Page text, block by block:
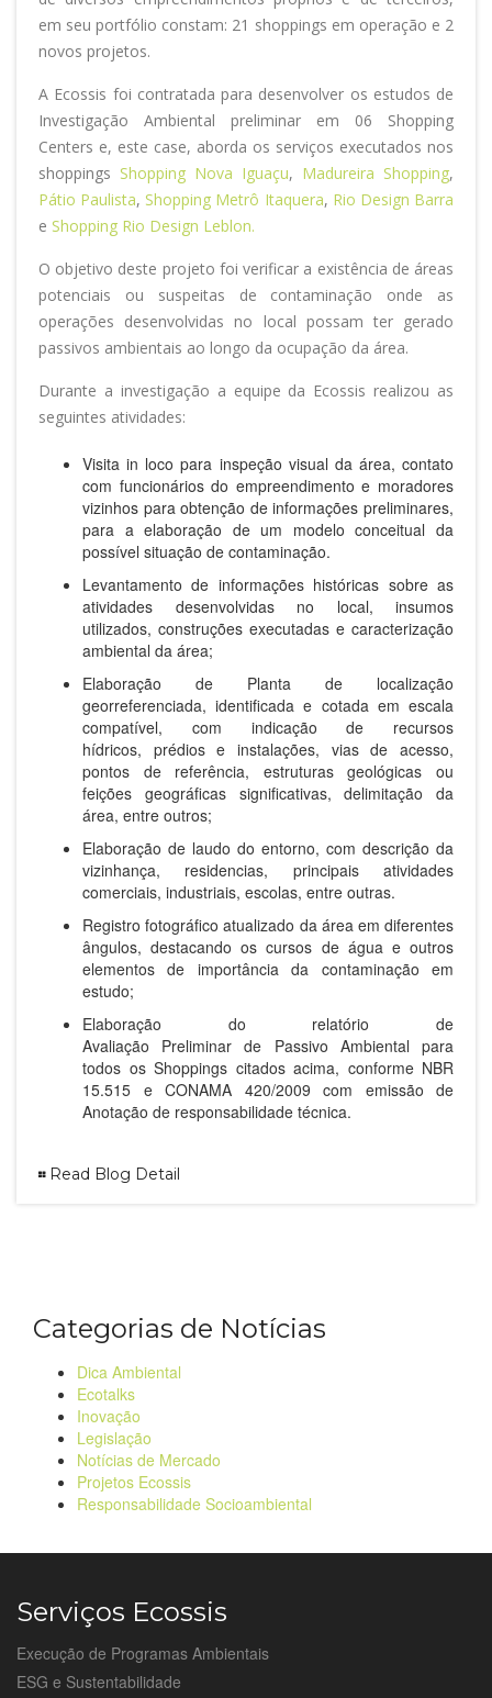
em seu portfólio constam: 21 shoppings em operação e 2
novos projetos.
A Ecossis foi contratada para desenvolver os estudos de
Investigação Ambiental preliminar em 06 Shopping
Centers e, este case, aborda os serviços executados nos
shoppings Shopping Nova Iguaçu, Madureira Shopping,
Pátio Paulista, Shopping Metrô Itaquera, Rio Design Barra
e Shopping Rio Design Leblon.
O objetivo deste projeto foiverificar a existência de áreas
potenciais ou suspeitas de contaminação onde as
operações desenvolvidas no local possam ter gerado
passivos ambientais ao longo da ocupação da área.
Durante a investigação a equipe da Ecossis realizou as
seguintes atividades:
Visita in loco para inspeção visual da área, contato
com funcionários do empreendimento e moradores
vizinhos para obtenção de informações preliminares,
para a elaboração de um modelo conceitual da
possível situação de contaminação.
Levantamento de informações históricas sobre as
atividades desenvolvidas no local, insumos
utilizados, construções executadas e caracterização
ambiental da área;
Elaboração de Planta de localização
georreferenciada, identificada e cotada em escala
compatível, com indicação de recursos
hídricos, prédiose instalações, vias de acesso,
pontos de referência, estruturasgeológicas ou
feições geográficassignificativas, delimitação da
área, entre outros;
Elaboração de laudo do entorno, com descrição da
vizinhança, residencias, principais atividades
comerciais, industriais, escolas, entre outras.
Registro fotográfico atualizado da área em diferentes
ângulos, destacando os cursos de água e outros
elementos de importância da contaminação em
estudo;
Elaboração do relatório de
Avaliação Preliminarde Passivo Ambiental para
todos os Shoppings citados acima, conforme NBR
15.515 e CONAMA 420/2009 com emissão de
Anotação de responsabilidade técnica.
Read Blog Detail
Categorias de Notícias
Dica Ambiental
Ecotalks
Inovação
Legislação
Notícias de Mercado
Projetos Ecossis
Responsabilidade Socioambiental
Serviços Ecossis
Execução de Programas Ambientais
ESG e Sustentabilidade